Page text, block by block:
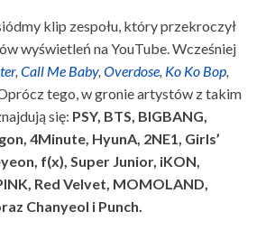
klip zespołu, który przekroczył
wyświetleń na YouTube. Wcześniej
, Call Me Baby, Overdose, Ko Ko Bop,
tego, w gronie artystów z takim
się: PSY, BTS, BIGBANG,
4Minute, HyunA, 2NE1, Girls’
f(x), Super Junior, iKON,
Red Velvet, MOMOLAND,
Chanyeol i Punch.